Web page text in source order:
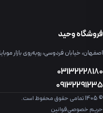
فروشگاه وحید
اصفهان، خیابان فردوسی، روبه‌روی بازار
03132228180
09132291235
© 1405 تمامی حقوق محفوظ است.
حریم خصوصیقوانین